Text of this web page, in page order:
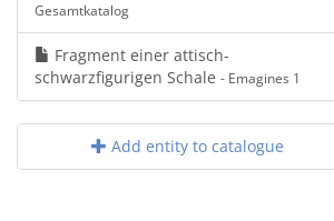
Gesamtkatalog
Fragment einer attisch-
schwarzfigurigen Schale - Emagines 1
Add entity to catalogue